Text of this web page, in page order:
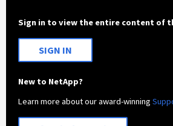
Sign in to view the entire content of
SIGN IN
New to NetApp?
Learn more about our award-winning